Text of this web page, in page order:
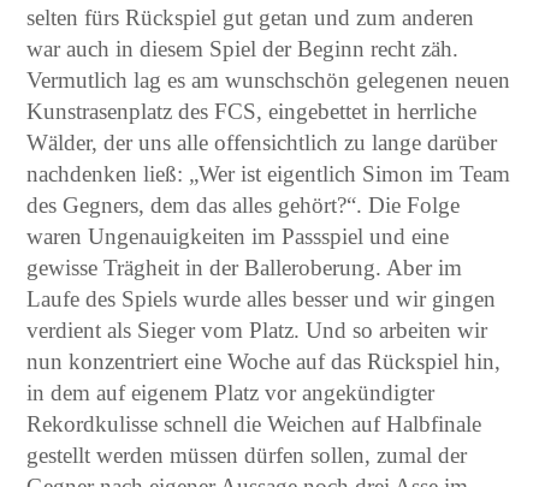
selten fürs Rückspiel gut getan und zum anderen
war auch in diesem Spiel der Beginn recht zäh.
Vermutlich lag es am wunschschön gelegenen neuen
Kunstrasenplatz des FCS, eingebettet in herrliche
Wälder, der uns alle offensichtlich zu lange darüber
nachdenken ließ: „Wer ist eigentlich Simon im Team
des Gegners, dem das alles gehört?“. Die Folge
waren Ungenauigkeiten im Passspiel und eine
gewisse Trägheit in der Balleroberung. Aber im
Laufe des Spiels wurde alles besser und wir gingen
verdient als Sieger vom Platz. Und so arbeiten wir
nun konzentriert eine Woche auf das Rückspiel hin,
in dem auf eigenem Platz vor angekündigter
Rekordkulisse schnell die Weichen auf Halbfinale
gestellt werden müssen dürfen sollen, zumal der